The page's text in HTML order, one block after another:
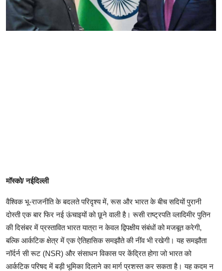
मॉस्को/ नईदिल्ली
वैश्विक भू-राजनीति के बदलते परिदृश्य में, रूस और भारत के बीच सदियों पुरानी
दोस्ती एक बार फिर नई ऊंचाइयों को छूने वाली है। रूसी राष्ट्रपति व्लादिमीर पुतिन
की दिसंबर में प्रस्तावित भारत यात्रा न केवल द्विपक्षीय संबंधों को मजबूत करेगी,
बल्कि आर्कटिक क्षेत्र में एक ऐतिहासिक समझौते की नींव भी रखेगी। यह समझौता
नॉर्दर्न सी रूट (NSR) और संसाधन विकास पर केंद्रित होगा जो भारत को
आर्कटिक परिषद में बड़ी भूमिका दिलाने का मार्ग प्रशस्त कर सकता है। यह कदम न